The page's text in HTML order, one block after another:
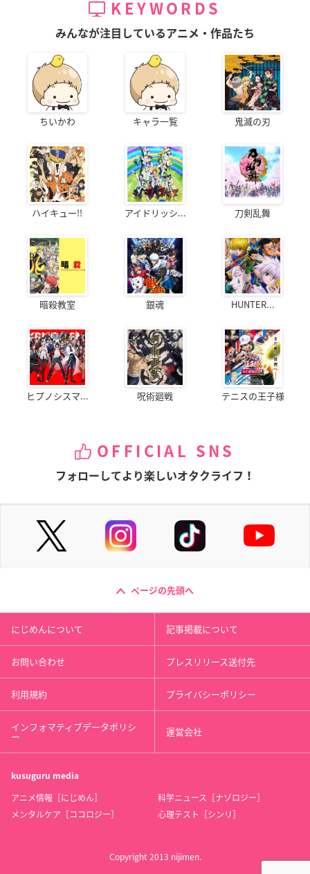
KEYWORDS
みんなが注目しているアニメ・作品たち
ちいかわ キャラ一覧 鬼滅の刃
ハイキュー!! アイドリッシ... 刀剣乱舞
暗殺教室 銀魂 HUNTER...
ヒプノシスマ... 呪術廻戦 テニスの王子様
OFFICIAL SNS
フォローしてより楽しいオタクライフ！
ページの先頭へ
にじめんについて 記事掲載について
お問い合わせ プレスリリース送付先
利用規約 プライバシーポリシー
インフォマティブデータポリシ
ー 運営会社
kusuguru media
アニメ情報［にじめん］
科学ニュース［ナゾロジー］
メンタルケア［ココロジー］
心理テスト［シンリ］
Copyright 2013 nijimen.